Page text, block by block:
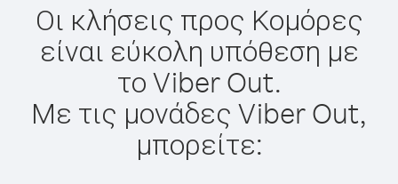
Οι κλήσεις προς Κομόρες
είναι εύκολη υπόθεση με
το Viber Out.
Με τις μονάδες Viber Out,
μπορείτε: